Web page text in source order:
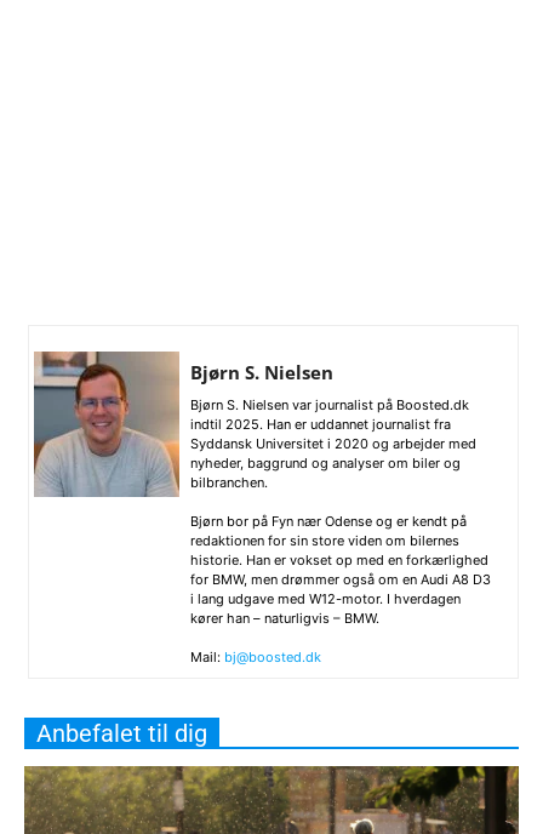
Bjørn S. Nielsen
Bjørn S. Nielsen var journalist på Boosted.dk
indtil 2025. Han er uddannet journalist fra
Syddansk Universitet i 2020 og arbejder med
nyheder, baggrund og analyser om biler og
bilbranchen.
Bjørn bor på Fyn nær Odense og er kendt på
redaktionen for sin store viden om bilernes
historie. Han er vokset op med en forkærlighed
for BMW, men drømmer også om en Audi A8 D3
i lang udgave med W12-motor. I hverdagen
kører han – naturligvis – BMW.
Mail: bj@boosted.dk